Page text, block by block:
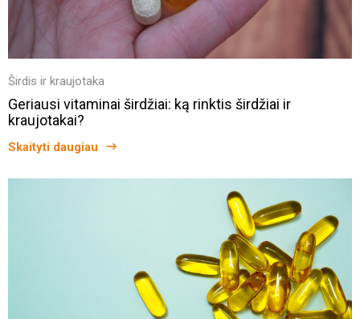
Širdis ir kraujotaka
Geriausi vitaminai širdžiai: ką rinktis širdžiai ir
kraujotakai?
Skaityti daugiau